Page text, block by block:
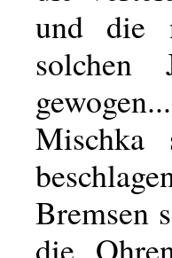
und die
solchen
gewogen...
Mischka
Bremsen